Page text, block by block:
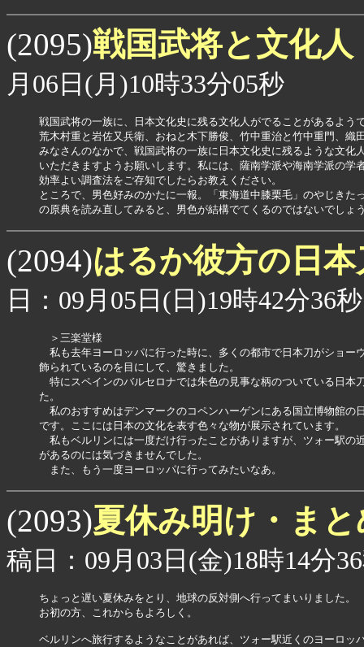
(2095)戦国武将と文化人
月06日(月)10時33分05秒
戦国武将の一族に、日本文化史に残る文化人がでることがあるよう
荒木村重と岩佐又兵衛、おねと木下勝俊、竹中重治と竹中重門、織
みなさんのなかで、戦国武将の一族に日本文化史に残るような文化
いただきますようお願いします。私には、薩南学派や海南学派の学
効率よい調査法をご存知でしたらお教えください。
ところで、男色好みのかたに一報。「東海道中膝栗毛」のやじきた
の原典を読み直してみると、男色が結構でてくるのではないでしょ
(2094)はるか彼方の日
日：09月05日(日)19時42分36秒
＞三楽堂様
私も去年ヨーロッパに行った時に、多くの都市で日本刀がショー
飾られているのを目にして、驚きました。
特にスペインのバルセロナでは朱色の見事な柄のついている日本
た。
私のおすすめはデンマークのコペンハーゲンにある国立博物館の
です。ここには日本の文化を表す色々な物が展示されています。
私もベルリンには一度だけ行ったことがありますが、ツォー駅の
があるのには気づきませんでした。
また、もう一度ヨーロッパに行ってみたいなあ。
(2093)夏休み明け・ま
稿日：09月03日(金)18時14分
ちょっと遅い夏休みをとり、地球の反対側へ行ってまいりました。
お初の方、これからもよろしく。
ベルリンへ旅行するようなことがあれば、ツォー駅近くのヨーロッ